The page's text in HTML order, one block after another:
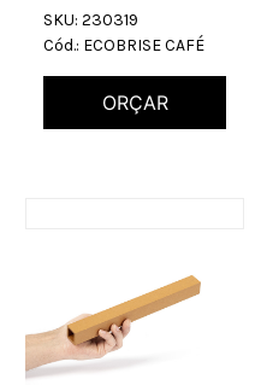
SKU: 230319
Cód.: ECOBRISE CAFÉ
ORÇAR